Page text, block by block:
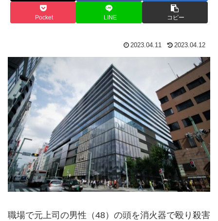
Pocket LINE コピー
2023.04.11 2023.04.12
職場で元上司の男性（48）の頭を消火器で殴り殺害